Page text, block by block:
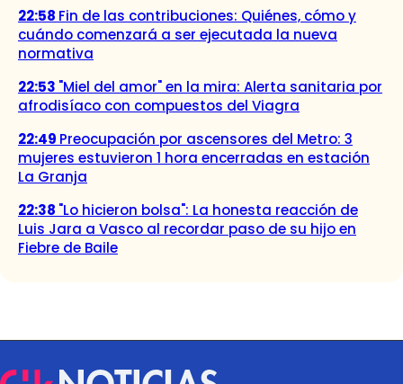
22:58 Fin de las contribuciones: Quiénes, cómo y
cuándo comenzará a ser ejecutada la nueva
normativa
22:53 "Miel del amor" en la mira: Alerta sanitaria por
afrodisíaco con compuestos del Viagra
22:49 Preocupación por ascensores del Metro: 3
mujeres estuvieron 1 hora encerradas en estación
La Granja
22:38 "Lo hicieron bolsa": La honesta reacción de
Luis Jara a Vasco al recordar paso de su hijo en
Fiebre de Baile